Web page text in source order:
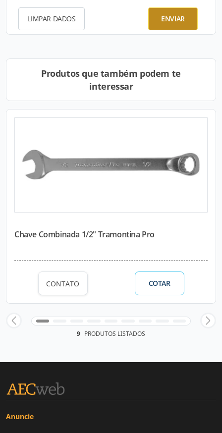
LIMPAR DADOS ENVIAR
Produtos que também podem te
interessar
Chave Combinada 1/2" Tramontina Pro
CONTATO COTAR
9 PRODUTOS LISTADOS
Anuncie